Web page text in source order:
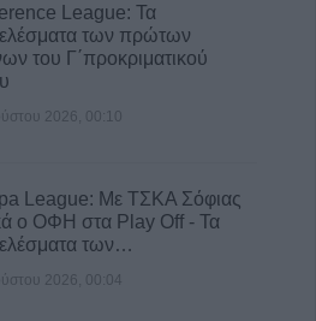
League: Τα
των πρώτων
του Γ΄προκριματικού
2026, 00:10
League: Με ΤΣΚΑ Σόφιας
ο ΟΦΗ στα Play Off - Τα
των…
2026, 00:04